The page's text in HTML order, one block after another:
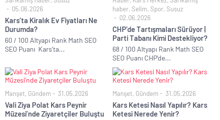
05.06.2026
Kars’ta Kiralık Ev Fiyatları Ne
Durumda?
60 / 100 Altyapı Rank Math SEO
SEO Puanı Kars’ta...
haber, Selim, Spor, Susuz
02.06.2026
CHP’de Tartışmaları Sürüyor |
Parti Tabanı Kimi Destekliyor?
68 / 100 Altyapı Rank Math SEO
SEO Puanı CHP’de...
Manşet, Gündem 31.05.2026
Vali Ziya Polat Kars Peynir
Müzesi’nde Ziyaretçiler Buluştu
Manşet, Gündem 31.05.2026
Kars Ketesi Nasıl Yapılır? Kars
Ketesi Nerede Yenir?